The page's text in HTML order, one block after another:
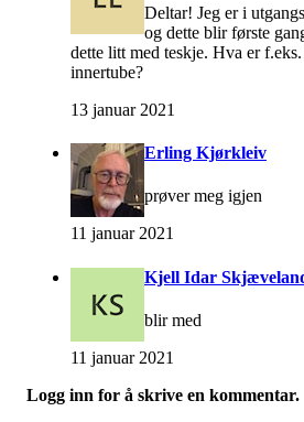
Deltar! Jeg er i
og dette blir første
dette litt med teskje. Hva er
innertube?
13 januar 2021
Erling Kjørkleiv
prøver meg igjen
11 januar 2021
Kjell Idar
blir med
11 januar 2021
Logg inn for å skrive en kommentar.